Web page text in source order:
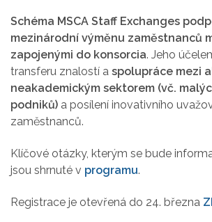
Schéma MSCA Staff Exchanges
mezinárodní výměnu zaměstnanců
zapojenými do konsorcia. Jeho
transferu znalostí a spolupráce mezi
neakademickým sektorem (vč.
podniků) a posílení inovativního
zaměstnanců.
Klíčové otázky, kterým se bude
jsou shrnuté v programu.
Registrace je otevřená do 24. března